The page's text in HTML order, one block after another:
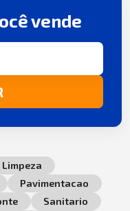
vende
Limpeza
Pavimentacao
Sanitario